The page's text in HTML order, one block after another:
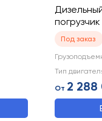
Под заказ
Тип
От 2